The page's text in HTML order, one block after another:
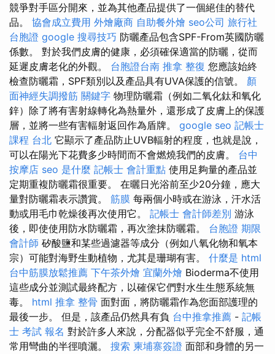
競爭對手區分開來，並為其他產品提供了一個絕佳的替代
品。 協會成立費用 外燴廠商 自助餐外燴 seo公司 旅行社
台胞證 google 搜尋技巧 防曬產品包含SPF-From英國防曬
係數。 對於我們皮膚的健康，必須確保適當的防曬，從而
延遲皮膚老化的外觀。 台胞證台南 推拿 整復 您應該始終
檢查防曬霜，SPF類別以及產品具有UVA保護的信號。 顏
面神經失調撥筋 關鍵字 物理防曬霜（例如二氧化鈦和氧化
鋅）除了將有害射線轉化為熱量外，還形成了皮膚上的保護
層，並將一些有害輻射返回作為盾牌。 google seo 記帳士
課程 台北 它顯示了產品防止UVB輻射的程度，也就是說，
可以在陽光下花費多少時間而不會燃燒我們的皮膚。 台中
按摩店 seo 是什麼 記帳士 會計重點 使用足夠量的產品並
定期重複防曬霜很重要。 在曬日光浴前至少20分鐘，應大
量對防曬霜表示讚賞。 筋膜 每兩個小時或在游泳，汗水活
動或用毛巾乾燥後再次使用它。 記帳士 會計師差別 游泳
後，即使使用防水防曬霜，再次塗抹防曬霜。 台胞證 期限
會計師 矽酸鹽和某些過濾器等成分（例如八氧化物和氧本
宗）可能對海野生動植物，尤其是珊瑚有害。 什麼是 html
台中筋膜放鬆推薦 下午茶外燴 宜蘭外燴 Bioderma不使用
這​​些成分並測試最終配方，以確保它們對水生生態系統無
毒。 html 推拿 整骨 面對面，將防曬霜作為您面部護理的
最後一步。 但是，該產品仍然具有負 台中推拿推薦 - 記帳
士 考試 報名 對於許多人來說，分配器似乎完全不舒服，通
常用彎曲的半徑噴灑。 搜索 柬埔寨簽證 面部和身體的另一